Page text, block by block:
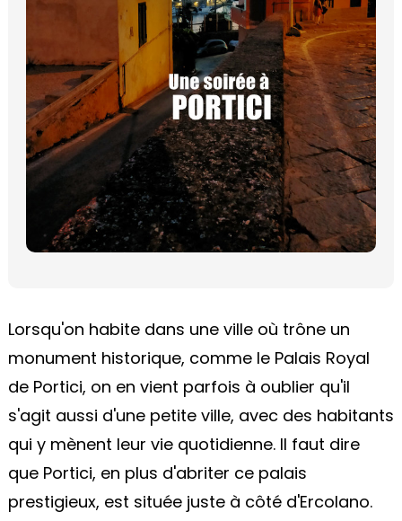
Lorsqu'on habite dans une ville où trône un
monument historique, comme le Palais Royal
de Portici, on en vient parfois à oublier qu'il
s'agit aussi d'une petite ville, avec des habitants
qui y mènent leur vie quotidienne. Il faut dire
que Portici, en plus d'abriter ce palais
prestigieux, est située juste à côté d'Ercolano.